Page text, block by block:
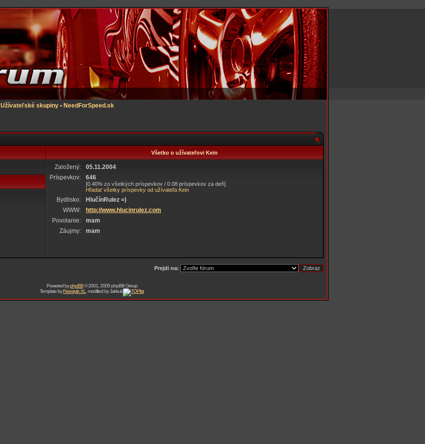
Užívateľské skupiny • NeedForSpeed.sk
Všetko o užívateľovi Kein
Založený:
05.11.2004
Príspevkov:
646
[0.40% zo všetkých príspevkov / 0.08 príspevkov za deň]
Hľadať všetky príspevky od užívateľa Kein
Bydlisko:
HlučínRulez =)
WWW:
http://www.hlucinrulez.com
Povolanie:
mam
Záujmy:
mam
Prejdi na:
Powered byphpBB© 2001, 2005 phpBB Group
Template byFreestyle XL , modified by Jakkub